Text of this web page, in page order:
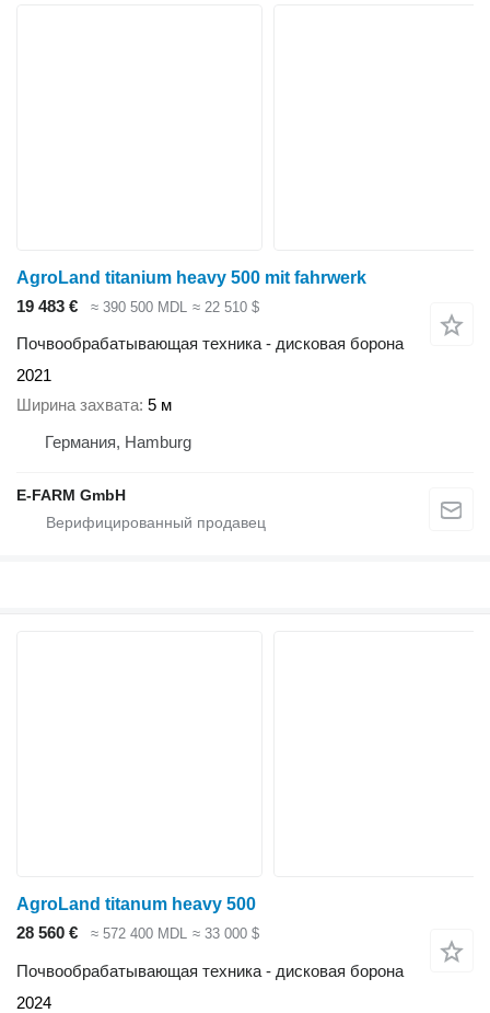
AgroLand titanium heavy 500 mit fahrwerk
19 483 €
≈ 390 500 MDL ≈ 22 510 $
Почвообрабатывающая техника - дисковая борона
2021
Ширина захвата 5 м
Германия, Hamburg
E-FARM GmbH
AgroLand titanum heavy 500
28 560 €
≈ 572 400 MDL ≈ 33 000 $
Почвообрабатывающая техника - дисковая борона
2024